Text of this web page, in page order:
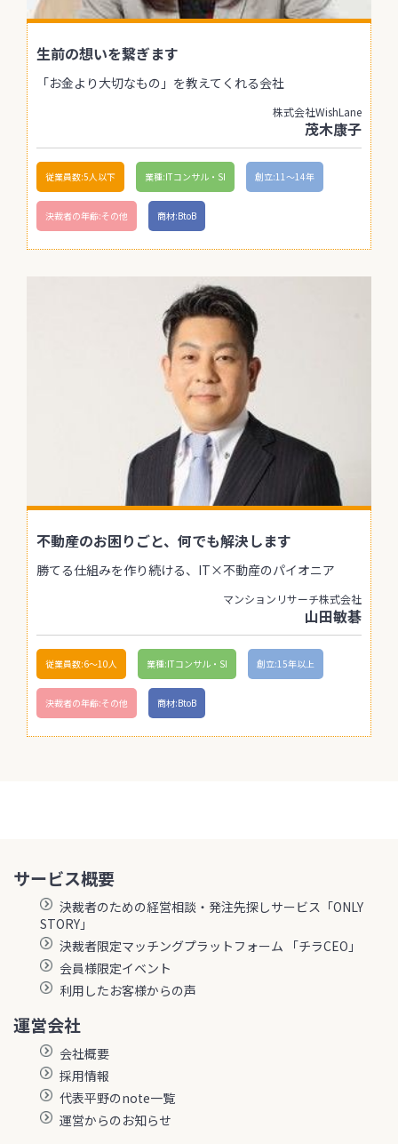
生前の想いを繋ぎます
「お金より大切なもの」を教えてくれる会社
株式会社WishLane
茂木康子
従業員数:5人以下 業種:ITコンサル・SI 創立:11〜14年
決裁者の年齢:その他 商材:BtoB
不動産のお困りごと、何でも解決します
勝てる仕組みを作り続ける、IT×不動産のパイオニア
マンションリサーチ株式会社
山田敏碁
従業員数:6～10人 業種:ITコンサル・SI 創立:15年以上
決裁者の年齢:その他 商材:BtoB
サービス概要
決裁者のための経営相談・発注先探しサービス「ONLY
STORY」
決裁者限定マッチングプラットフォーム 「チラCEO」
会員様限定イベント
利用したお客様からの声
運営会社
会社概要
採用情報
代表平野のnote一覧
運営からのお知らせ